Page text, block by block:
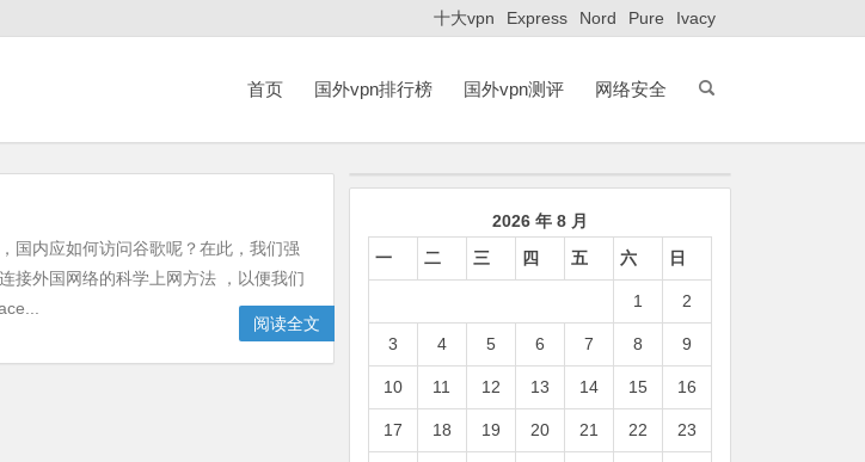
十大vpn Express Nord Pure Ivacy
首页 国外vpn排行榜 国外vpn测评 网络安全
国内应如何访问谷歌呢？在此，我们强
接外国网络的科学上网方法 ，以便我们
阅读全文
2026 年 8 月
一
二 三 四 五 六 日
1 2
3 4 5 6 7 8 9
10 11 12 13 14 15 16
17 18 19 20 21 22 23